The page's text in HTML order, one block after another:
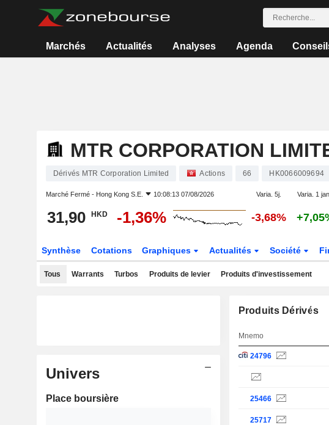
Marchés Actualités Analyses Agenda
MTR CORPORATION
Dérivés MTR Corporation Limited Actions 66 HK0066009694
Marché Fermé - Hong Kong S.E. 10:08:13 07/08/2026 Varia. 5j. Varia. 1
31,90 HKD -1,36% -3,68%
Synthèse Cotations Graphiques Actualités Société
Tous Warrants Turbos Produits de levier Produits d'investissement
Univers
Place boursière
Produits Dérivés
Mnemo
24796
25466
25717